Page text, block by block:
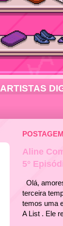
ARTISTAS
Aline
5°
Olá,
terceira
temos uma
A List . Ele